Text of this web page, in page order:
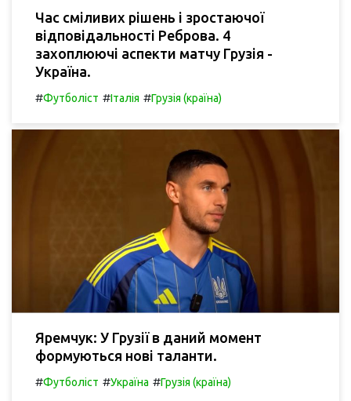
Час сміливих рішень і зростаючої
відповідальності Реброва. 4
захоплюючі аспекти матчу Грузія -
Україна.
#Футболіст #Італія #Грузія (країна)
Яремчук: У Грузії в даний момент
формуються нові таланти.
#Футболіст #Україна #Грузія (країна)